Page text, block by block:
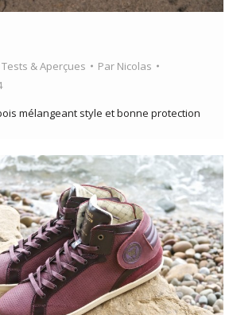
Tests & Aperçues Par Nicolas
mélangeant style et bonne protection